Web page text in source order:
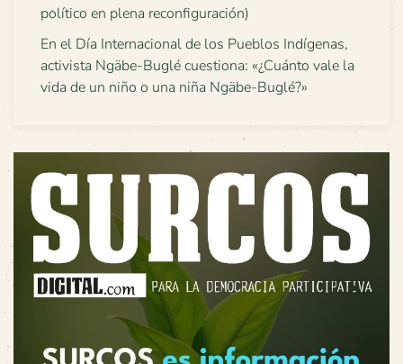
político en plena reconfiguración)
En el Día Internacional de los Pueblos Indígenas,
activista Ngäbe-Buglé cuestiona: «¿Cuánto vale la
vida de un niño o una niña Ngäbe-Buglé?»